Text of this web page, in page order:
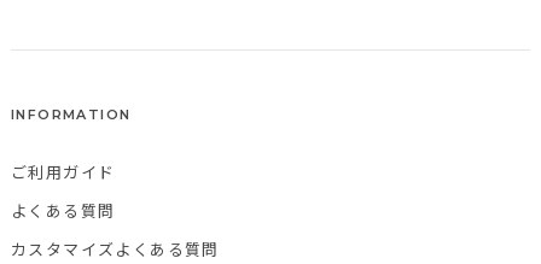
INFORMATION
ご利用ガイド
よくある質問
カスタマイズよくある質問